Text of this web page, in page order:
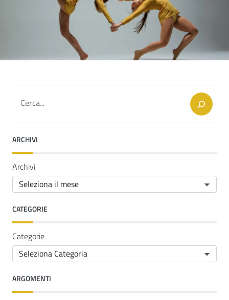
Cerca
ARCHIVI
Archivi
CATEGORIE
Categorie
ARGOMENTI